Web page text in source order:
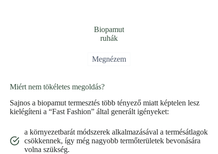
Biopamut
ruhák
Megnézem
Miért nem tökéletes megoldás?
Sajnos a biopamut termesztés több tényező miatt képtelen lesz
kielégíteni a “Fast Fashion” által generált igényeket:
a környezetbarát módszerek alkalmazásával a termésátlagok
csökkennek, így még nagyobb termőterületek bevonására
volna szükség.